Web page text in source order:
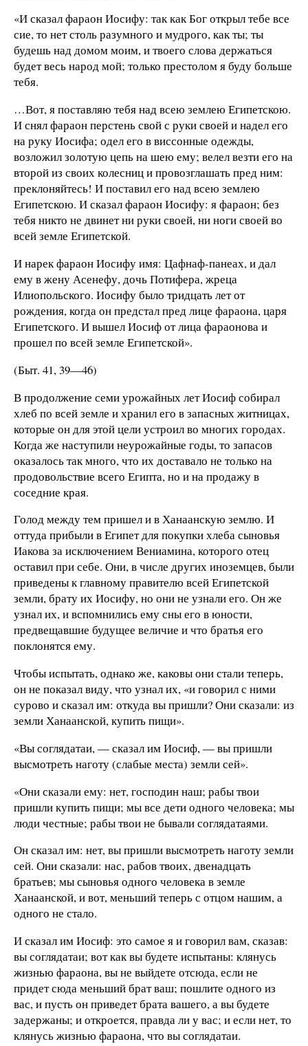
«И сказал фараон Иосифу: так как Бог открыл тебе все
сие, то нет столь разумного и мудрого, как ты; ты
будешь над домом моим, и твоего слова держаться
будет весь народ мой; только престолом я буду больше
тебя.
…Вот, я поставляю тебя над всею землею Египетскою.
И снял фараон перстень свой с руки своей и надел его
на руку Иосифа; одел его в виссонные одежды,
возложил золотую цепь на шею ему; велел везти его на
второй из своих колесниц и провозглашать пред ним:
преклоняйтесь! И поставил его над всею землею
Египетскою. И сказал фараон Иосифу: я фараон; без
тебя никто не двинет ни руки своей, ни ноги своей во
всей земле Египетской.
И нарек фараон Иосифу имя: Цафнаф-панеах, и дал
ему в жену Асенефу, дочь Потифера, жреца
Илиопольского. Иосифу было тридцать лет от
рождения, когда он предстал пред лице фараона, царя
Египетского. И вышел Иосиф от лица фараонова и
прошел по всей земле Египетской».
(Быт. 41, 39—46)
В продолжение семи урожайных лет Иосиф собирал
хлеб по всей земле и хранил его в запасных житницах,
которые он для этой цели устроил во многих городах.
Когда же наступили неурожайные годы, то запасов
оказалось так много, что их доставало не только на
продовольствие всего Египта, но и на продажу в
соседние края.
Голод между тем пришел и в Ханаанскую землю. И
оттуда прибыли в Египет для покупки хлеба сыновья
Иакова за исключением Вениамина, которого отец
оставил при себе. Они, в числе других иноземцев, были
приведены к главному правителю всей Египетской
земли, брату их Иосифу, но они не узнали его. Он же
узнал их, и вспомнились ему сны его в юности,
предвещавшие будущее величие и что братья его
поклонятся ему.
Чтобы испытать, однако же, каковы они стали теперь,
он не показал виду, что узнал их, «и говорил с ними
сурово и сказал им: откуда вы пришли? Они сказали: из
земли Ханаанской, купить пищи».
«Вы соглядатаи, — сказал им Иосиф, — вы пришли
высмотреть наготу (слабые места) земли сей».
«Они сказали ему: нет, господин наш; рабы твои
пришли купить пищи; мы все дети одного человека; мы
люди честные; рабы твои не бывали соглядатаями.
Он сказал им: нет, вы пришли высмотреть наготу земли
сей. Они сказали: нас, рабов твоих, двенадцать
братьев; мы сыновья одного человека в земле
Ханаанской, и вот, меньший теперь с отцом нашим, а
одного не стало.
И сказал им Иосиф: это самое я и говорил вам, сказав:
вы соглядатаи; вот как вы будете испытаны: клянусь
жизнью фараона, вы не выйдете отсюда, если не
придет сюда меньший брат ваш; пошлите одного из
вас, и пусть он приведет брата вашего, а вы будете
задержаны; и откроется, правда ли у вас; и если нет, то
клянусь жизнью фараона, что вы соглядатаи.